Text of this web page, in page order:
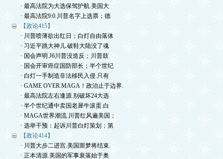
· 最高法院为大选保驾护航.美国大
· 最高法院9:0.川普名字上选票；德
【政论415】
· 川普喷薄欲出红日；白灯自由落体
· 习近平跳大神儿.破鞋大陆没了魂
· 国会声明.J6川普没造反；川普鼓
· 国会开审癌症国防部长；半个世纪
· 白灯一手制造非法移民入侵.只有
· GAME OVER.MAGA！政治止于边界.
· 最高法院左右逢源.别破坏24大选
· 半个世纪通中卖国老犀牛滚蛋.白
· MAGA世界潮流.川普红风遍美国；
· 选举干预：起诉川普白灯策划；第
【政论414】
· 川普大步二进宫.美国噩梦将结束.
· 正本清源.美国的军事衰落始于奥